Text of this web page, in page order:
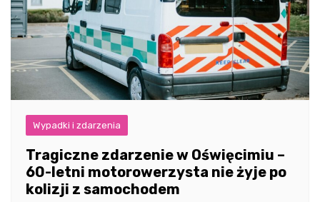
Wypadki i zdarzenia
Tragiczne zdarzenie w Oświęcimiu –
60-letni motorowerzysta nie żyje po
kolizji z samochodem